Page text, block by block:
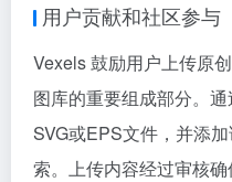
用户贡献和社区参与
Vexels 鼓励用户上传原
图库的重要组成部分。
SVG或EPS文件，并添
索。上传内容经过审核